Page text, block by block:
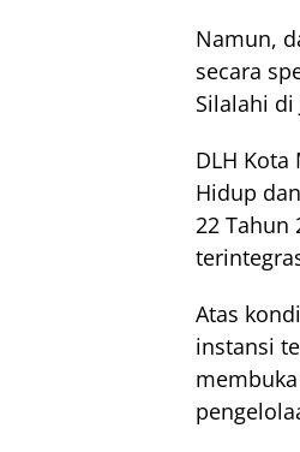
Namun,
secara
Silalahi di
DLH
Hidup
22 Tahun
Atas
instansi